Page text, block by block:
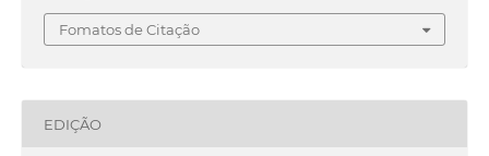
Fomatos de Citação
EDIÇÃO